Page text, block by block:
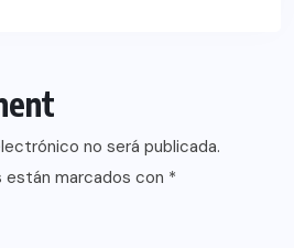
no será publicada.
marcados con *